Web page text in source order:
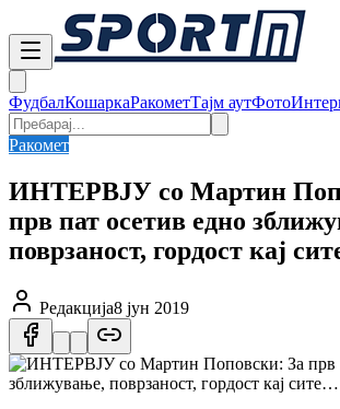
ФудбалКошаркаРакометТајм аутФото
Ракомет
ИНТЕРВЈУ со Мартин
прв пат осетив едно
поврзаност, гордост кај
Редакција8 јун 2019